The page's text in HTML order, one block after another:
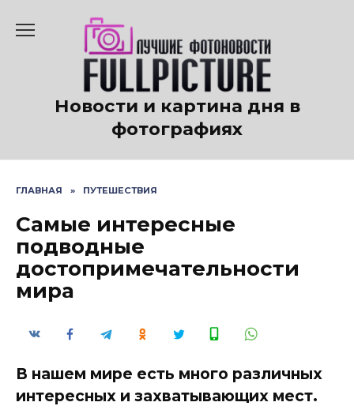
содержанию
Новости и картина дня в
фотографиях
ГЛАВНАЯ » ПУТЕШЕСТВИЯ
Самые интересные
подводные
достопримечательности
мира
В нашем мире есть много различных
интересных и захватывающих мест.